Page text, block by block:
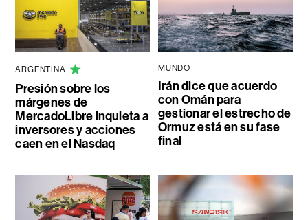
ARGENTINA
Presión sobre los
márgenes de
MercadoLibre inquieta a
inversores y acciones
caen en el Nasdaq
MUNDO
Irán dice que acuerdo
con Omán para
gestionar el estrecho de
Ormuz está en su fase
final